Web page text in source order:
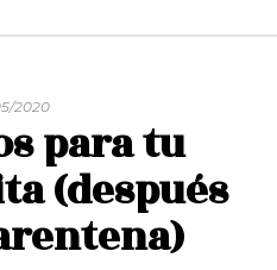
2020
para tu
(después